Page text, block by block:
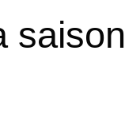
saison